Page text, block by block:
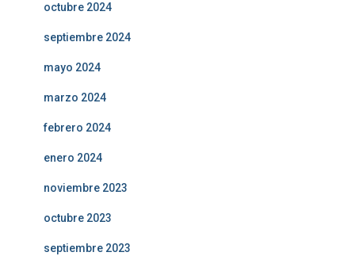
octubre 2024
septiembre 2024
mayo 2024
marzo 2024
febrero 2024
enero 2024
noviembre 2023
octubre 2023
septiembre 2023